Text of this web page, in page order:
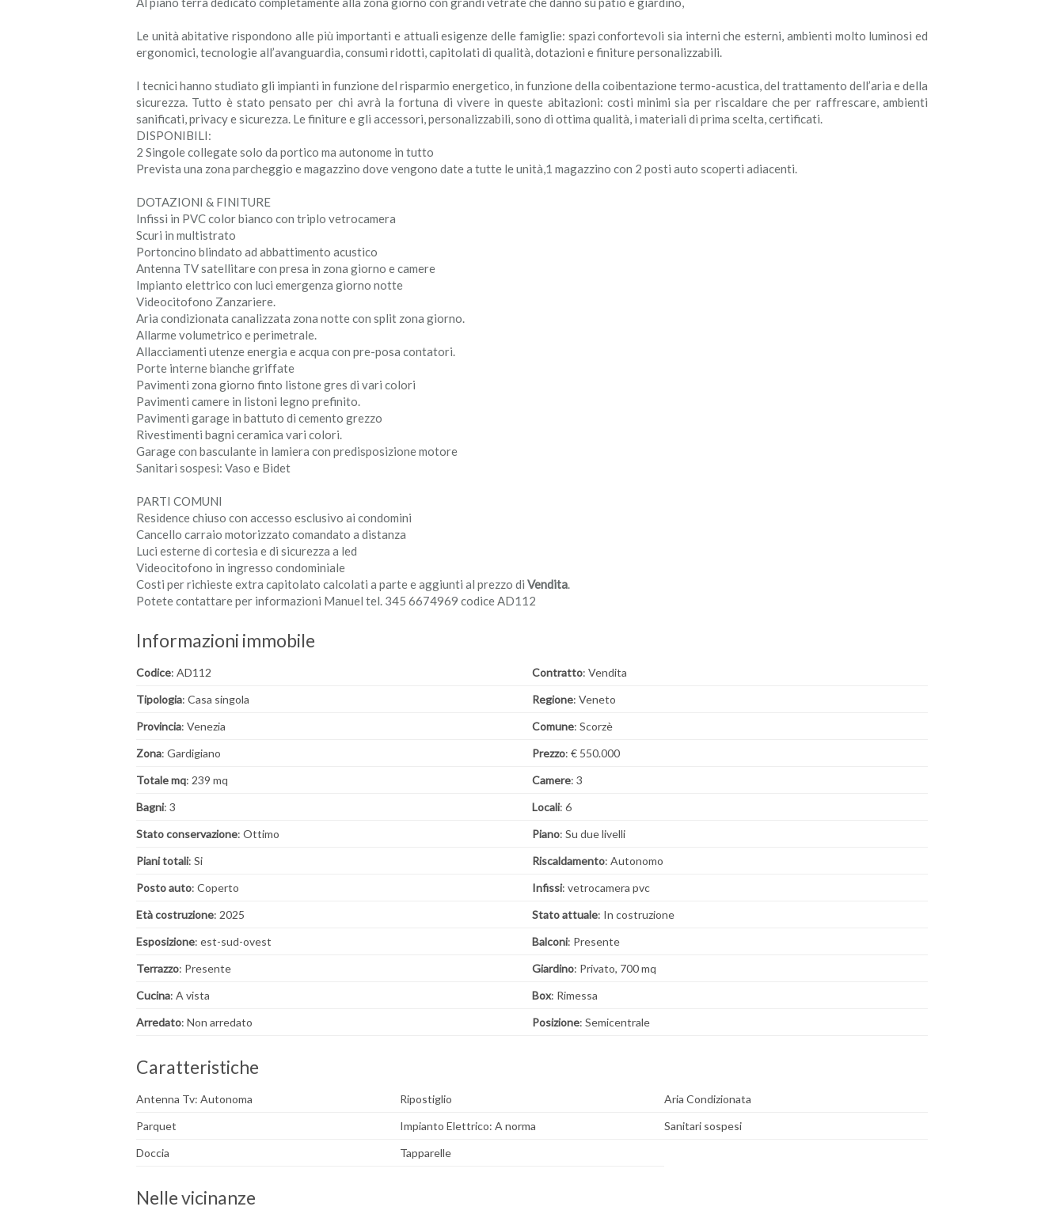
Le unità abitative rispondono alle più importanti e attuali esigenze delle famiglie: spazi confortevoli sia interni che esterni, ambienti molto luminosi ed
ergonomici, tecnologie all’avanguardia, consumi ridotti, capitolati di qualità, dotazioni e finiture personalizzabili.
I tecnici hanno studiato gli impianti in funzione del risparmio energetico, in funzione della coibentazione termo-acustica, del trattamento dell’aria e della
sicurezza. Tutto è stato pensato per chi avrà la fortuna di vivere in queste abitazioni: costi minimi sia per riscaldare che per raffrescare, ambienti
sanificati, privacy e sicurezza. Le finiture e gli accessori, personalizzabili, sono di ottima qualità, i materiali di prima scelta, certificati.
DISPONIBILI:
2 Singole collegate solo da portico ma autonome in tutto
Prevista una zona parcheggio e magazzino dove vengono date a tutte le unità,1 magazzino con 2 posti auto scoperti adiacenti.
DOTAZIONI & FINITURE
Infissi in PVC color bianco con triplo vetrocamera
Scuri in multistrato
Portoncino blindato ad abbattimento acustico
Antenna TV satellitare con presa in zona giorno e camere
Impianto elettrico con luci emergenza giorno notte
Videocitofono Zanzariere.
Aria condizionata canalizzata zona notte con split zona giorno.
Allarme volumetrico e perimetrale.
Allacciamenti utenze energia e acqua con pre-posa contatori.
Porte interne bianche griffate
Pavimenti zona giorno finto listone gres di vari colori
Pavimenti camere in listoni legno prefinito.
Pavimenti garage in battuto di cemento grezzo
Rivestimenti bagni ceramica vari colori.
Garage con basculante in lamiera con predisposizione motore
Sanitari sospesi: Vaso e Bidet
PARTI COMUNI
Residence chiuso con accesso esclusivo ai condomini
Cancello carraio motorizzato comandato a distanza
Luci esterne di cortesia e di sicurezza a led
Videocitofono in ingresso condominiale
Costi per richieste extra capitolato calcolati a parte e aggiunti al prezzo di Vendita.
Potete contattare per informazioni Manuel tel. 345 6674969 codice AD112
Informazioni immobile
Codice: AD112 Contratto: Vendita
Tipologia: Casa singola Regione: Veneto
Provincia: Venezia Comune: Scorzè
Zona: Gardigiano Prezzo: € 550.000
Totale mq: 239 mq Camere: 3
Bagni: 3 Locali: 6
Stato conservazione: Ottimo Piano: Su due livelli
Piani totali: Si Riscaldamento: Autonomo
Posto auto: Coperto Infissi: vetrocamera pvc
Età costruzione: 2025 Stato attuale: In costruzione
Esposizione: est-sud-ovest Balconi: Presente
Terrazzo: Presente Giardino: Privato, 700 mq
Cucina: A vista Box: Rimessa
Arredato: Non arredato Posizione: Semicentrale
Caratteristiche
Antenna Tv: Autonoma Ripostiglio
Aria Condizionata
Parquet
Impianto Elettrico: A norma
Sanitari sospesi
Doccia
Tapparelle
Nelle vicinanze